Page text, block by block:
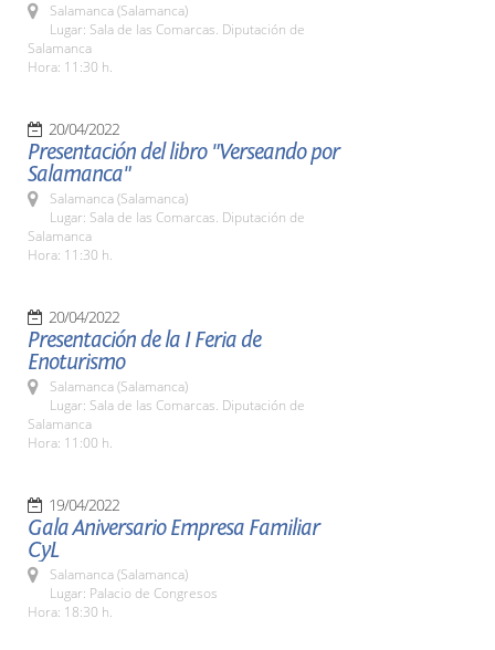
Salamanca (Salamanca)
Lugar: Sala de las Comarcas. Diputación de
Salamanca
Hora: 11:30 h.
20/04/2022
Presentación del libro "Verseando por
Salamanca"
Salamanca (Salamanca)
Lugar: Sala de las Comarcas. Diputación de
Salamanca
Hora: 11:30 h.
20/04/2022
Presentación de la I Feria de
Enoturismo
Salamanca (Salamanca)
Lugar: Sala de las Comarcas. Diputación de
Salamanca
Hora: 11:00 h.
19/04/2022
Gala Aniversario Empresa Familiar
CyL
Salamanca (Salamanca)
Lugar: Palacio de Congresos
Hora: 18:30 h.